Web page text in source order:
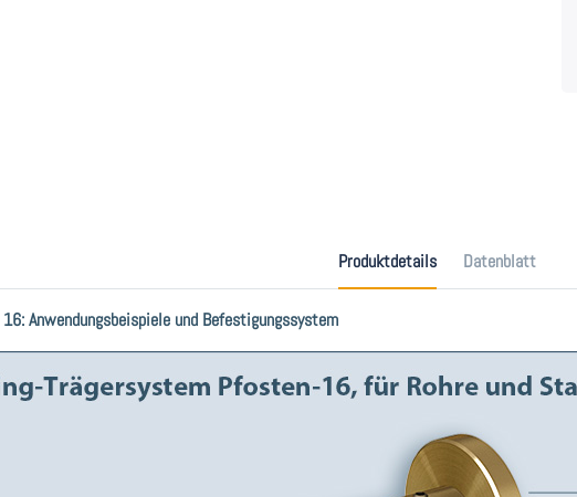
Produktdetails Datenblatt
Anwendungsbeispiele und Befestigungssystem